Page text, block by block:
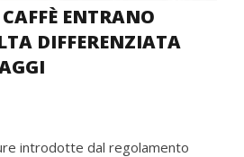
ENTRANO
DIFFERENZIATA
introdotte dal regolamento